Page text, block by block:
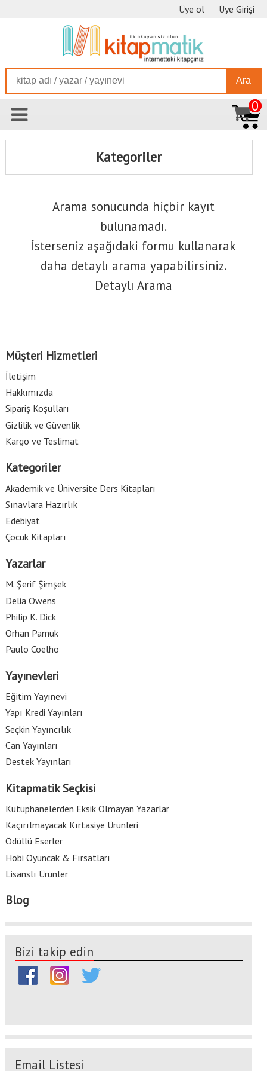
Üye ol Üye Girişi
Ara
0
Kategoriler
Arama sonucunda hiçbir kayıt
bulunamadı.
İsterseniz aşağıdaki formu kullanarak
daha detaylı arama yapabilirsiniz.
Detaylı Arama
Müşteri Hizmetleri
İletişim
Hakkımızda
Sipariş Koşulları
Gizlilik ve Güvenlik
Kargo ve Teslimat
Kategoriler
Akademik ve Üniversite Ders Kitapları
Sınavlara Hazırlık
Edebiyat
Çocuk Kitapları
Yazarlar
M. Şerif Şimşek
Delia Owens
Philip K. Dick
Orhan Pamuk
Paulo Coelho
Yayınevleri
Eğitim Yayınevi
Yapı Kredi Yayınları
Seçkin Yayıncılık
Can Yayınları
Destek Yayınları
Kitapmatik Seçkisi
Kütüphanelerden Eksik Olmayan Yazarlar
Kaçırılmayacak Kırtasiye Ürünleri
Ödüllü Eserler
Hobi Oyuncak & Fırsatları
Lisanslı Ürünler
Blog
Bizi takip edin
Email Listesi